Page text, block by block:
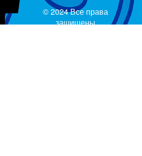
© 2024 Все права
защищены